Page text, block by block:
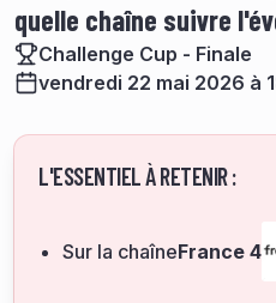
quelle chaîne suivre
Challenge Cup - Finale
vendredi 22 mai 2026 à
L'ESSENTIEL À RETENIR :
Sur la chaîneFrance 4